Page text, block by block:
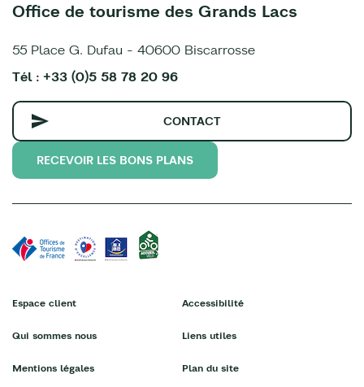
Office de tourisme des Grands Lacs
55 Place G. Dufau - 40600 Biscarrosse
Tél : +33 (0)5 58 78 20 96
CONTACT
RECEVOIR LES BONS PLANS
Espace client
Qui sommes nous
Mentions légales
Accessibilité
Liens utiles
Plan du site